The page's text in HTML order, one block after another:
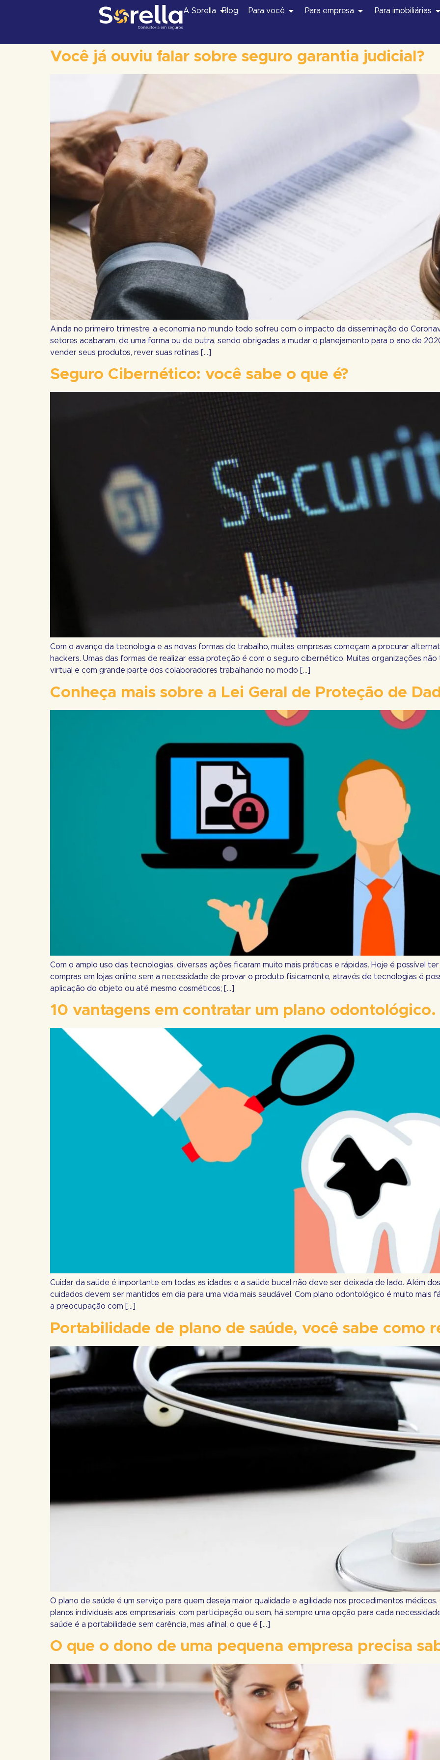
A Sorella Blog Para você Para empresa Para imobiliárias
Você já ouviu falar sobre seguro garantia judicial?
Ainda no primeiro trimestre, a economia no mundo todo sofreu com o impacto da disseminação do
setores acabaram, de uma forma ou de outra, sendo obrigadas a mudar o planejamento para o ano de
vender seus produtos, rever suas rotinas […]
Seguro Cibernético: você sabe o que é?
Com o avanço da tecnologia e as novas formas de trabalho, muitas empresas começam a procurar
hackers. Umas das formas de realizar essa proteção é com o seguro cibernético. Muitas organizações
virtual e com grande parte dos colaboradores trabalhando no modo […]
Conheça mais sobre a Lei Geral de Proteção de
Com o amplo uso das tecnologias, diversas ações ficaram muito mais práticas e rápidas. Hoje é possível
compras em lojas online sem a necessidade de provar o produto fisicamente, através de tecnologias é
aplicação do objeto ou até mesmo cosméticos; […]
10 vantagens em contratar um plano odontológico.
Cuidar da saúde é importante em todas as idades e a saúde bucal não deve ser deixada de lado. Além
cuidados devem ser mantidos em dia para uma vida mais saudável. Com plano odontológico é muito mais
a preocupação com […]
Portabilidade de plano de saúde, você sabe como
O plano de saúde é um serviço para quem deseja maior qualidade e agilidade nos procedimentos
planos individuais aos empresariais, com participação ou sem, há sempre uma opção para cada
saúde é a portabilidade sem carência, mas afinal, o que é […]
O que o dono de uma pequena empresa precisa